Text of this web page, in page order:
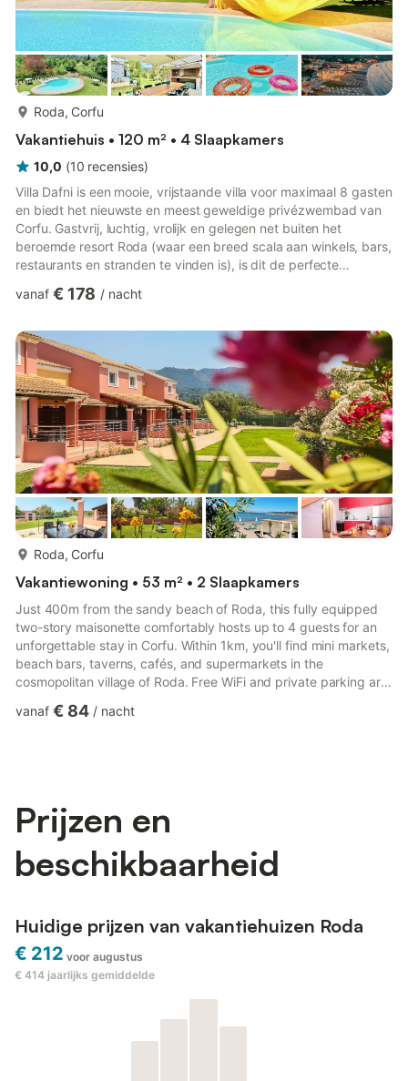
Roda, Corfu
Vakantiehuis • 120 m² • 4 Slaapkamers
10,0 (10 recensies)
Villa Dafni is een mooie, vrijstaande villa voor maximaal 8 gasten
en biedt het nieuwste en meest geweldige privézwembad van
Corfu. Gastvrij, luchtig, vrolijk en gelegen net buiten het
beroemde resort Roda (waar een breed scala aan winkels, bars,
restaurants en stranden te vinden is), is dit de perfecte
privacy, ontspanning en geweldige, unieke buitenruimtes. De
rijden diverse opties op loopafstand, dus een auto is niet
essentieel. Binnen is Villa Dafni op één verdie...
vanaf € 178 / nacht
Roda, Corfu
Vakantiewoning • 53 m² • 2 Slaapkamers
Just 400m from the sandy beach of Roda, this fully equipped
two-story maisonette comfortably hosts up to 4 guests for an
unforgettable stay in Corfu. Within 1km, you'll find mini markets,
beach bars, taverns, cafés, and supermarkets in the
cosmopolitan village of Roda. Free WiFi and private parking are
property, along with a beautifully maintained shared garden—
vanaf € 84 / nacht
Prijzen en
beschikbaarheid
Huidige prijzen van vakantiehuizen Roda
€ 212 voor augustus
€ 414 jaarlijks gemiddelde